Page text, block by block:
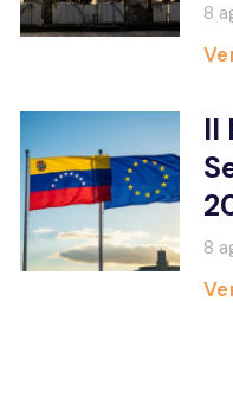
8
II
8